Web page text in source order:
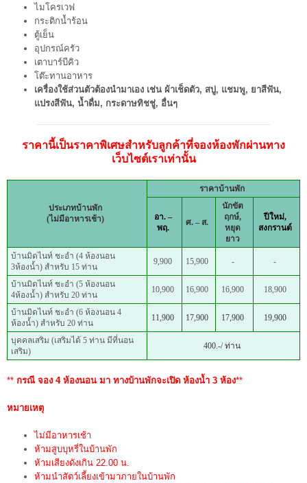
ไมโครเวฟ
กระติกน้ำร้อน
ตู้เย็น
อุปกรณ์ครัว
เตาบาร์บีคิว
โต๊ะทานอาหาร
เครื่องใช้ส่วนตัวต้องนำมาเอง เช่น ผ้าเช็ดตัว, สบู่, แชมพู, ยาสีฟัน,
แปรงสีฟัน, น้ำดื่ม, กระดาษทิชชู่, อื่นๆ
ราคานี้เป็นราคาพิเศษสำหรับลูกค้าที่จองห้องพักผ่านทาง
เว็บไซต์เราเท่านั้น
ประเภทบ้านพัก
(ไม่มีอาหารเช้า)
ราคาบ้านพัก
อา. –
พฤ.
ศ. – ส.
นักขัต
ฤกษ์,
หยุด
ยาว
ปีใหม่,
สงกรานต์
บ้านมิดไนท์ ชะอำ (4 ห้องนอน
3ห้องน้ำ) สำหรับ 15 ท่าน
9,900 15,900 - -
บ้านมิดไนท์ ชะอำ (5 ห้องนอน
4ห้องน้ำ) สำหรับ 20 ท่าน
10,900 16,900 16,900 18,900
บ้านมิดไนท์ ชะอำ (6 ห้องนอน 4
ห้องน้ำ) สำหรับ 20 ท่าน
11,900 17,900 17,900 19,900
บุคคลเสริม (เสริมได้ 5 ท่าน มีที่นอน
เสริม)
400.-/ ท่าน
** กรณี จอง 4 ห้องนอน มา ทางบ้านพักจะเปิด ห้องน้ำ 3 ห้อง**
หมายเหตุ
ไม่มีอาหารเช้า
ห้ามสูบบุหรี่ในบ้านพัก
ห้ามเสียงดังเกิน 22.00 น.
ห้ามนำสัตว์เลี้ยงเข้ามาภายในบ้านพัก